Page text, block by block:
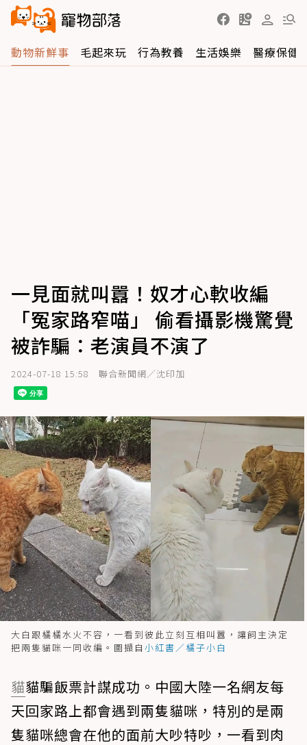
動物新鮮事 毛起來玩 行為教養 生活娛樂 醫療保健
一見面就叫囂！奴才心軟收編
「冤家路窄喵」 偷看攝影機驚覺
被詐騙：老演員不演了
2024-07-18 15:58 聯合新聞網／沈印加
大白跟橘橘水火不容，一看到彼此立刻互相叫囂，讓飼主決定
把兩隻貓咪一同收編。圖擷自 小紅書／橘子小白
貓貓騙飯票計謀成功。中國大陸一名網友每
天回家路上都會遇到兩隻貓咪，特別的是兩
隻貓咪總會在他的面前大吵特吵，一看到肉